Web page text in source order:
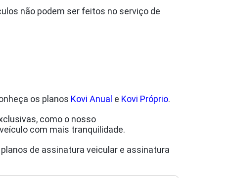
não podem ser feitos no serviço de
os planos Kovi Anual e Kovi Próprio.
como o nosso
com mais tranquilidade.
de assinatura veicular e assinatura